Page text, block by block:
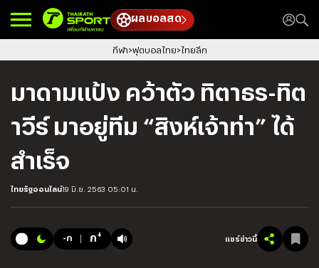
ผลบอลสด
กีฬา ฟุตบอลไทย ไทยลีก
มาดามแป้ง คว้าตัว ทิตาธร-ทิต
าวีร์ มาอยู่ทีม “สิงห์เจ้าท่า” ได้
สำเร็จ
ไทยรัฐออนไลน์19 มิ.ย. 2563 05:01 น.
-ก ก+ แชร์ข่าวนี้